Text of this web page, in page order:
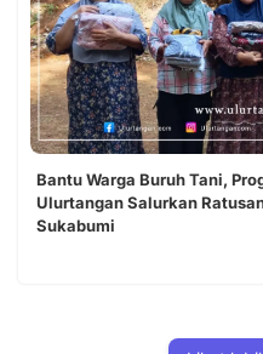
Bantu Warga Buruh Tani,
Ulurtangan Salurkan
Sukabumi